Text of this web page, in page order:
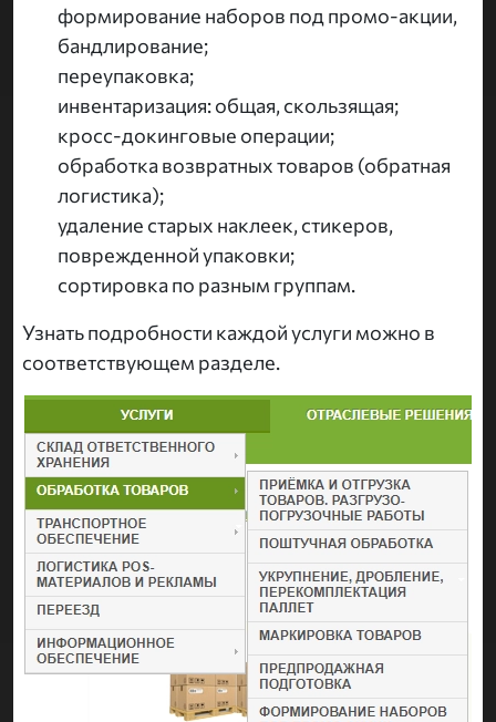
формирование наборов под промо-акции,
бандлирование;
переупаковка;
инвентаризация: общая, скользящая;
кросс-докинговые операции;
обработка возвратных товаров (обратная
логистика);
удаление старых наклеек, стикеров,
поврежденной упаковки;
сортировка по разным группам.
Узнать подробности каждой услуги можно в
соответствующем разделе.